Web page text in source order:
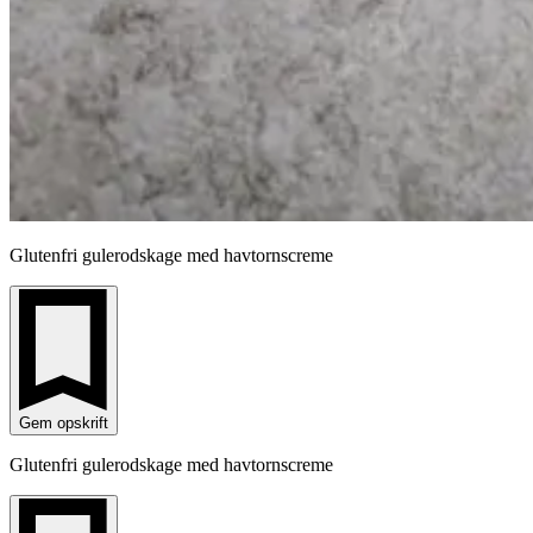
Glutenfri gulerodskage med havtornscreme
Gem opskrift
Glutenfri gulerodskage med havtornscreme